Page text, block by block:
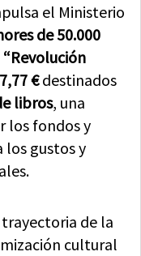
el Ministerio
de 50.000
“Revolución
€destinados
libros, una
los fondos y
los gustos y
de la
cultural